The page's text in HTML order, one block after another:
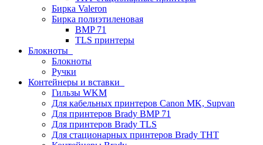
Бирка Valeron
Бирка полиэтиленовая
BMP 71
TLS принтеры
Блокноты
Блокноты
Ручки
Контейнеры и вставки
Гильзы WKM
Для кабельных принтеров Canon MK, Supvan
Для принтеров Brady BMP 71
Для принтеров Brady TLS
Для стационарных принтеров Brady THT